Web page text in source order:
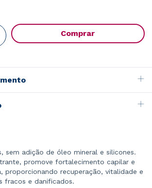
sem adição de óleo mineral e silicones.
promove fortalecimento capilar e
proporcionando recuperação, vitalidade e
fracos e danificados.